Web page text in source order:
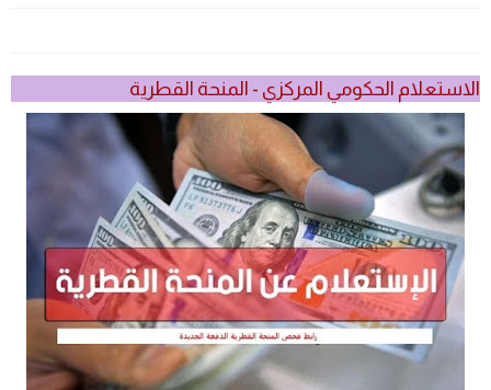
الاستعلام الحكومي المركزي - المنحة القطرية